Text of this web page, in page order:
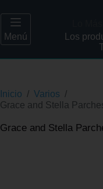
Menú
Los
Inicio / Varios /
Grace and Stella
Grace and Stella